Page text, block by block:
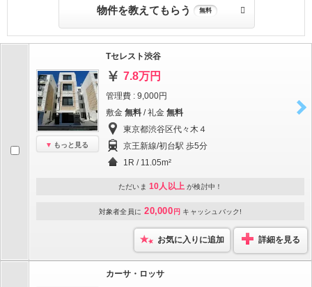
物件を教えてもらう 無料
もっと見る
Tセレスト渋谷
7.8万円
管理費 : 9,000円
敷金 無料 / 礼金 無料
東京都渋谷区代々木４
京王新線/初台駅 歩5分
1R / 11.05m²
ただいま 10人以上 が検討中！
対象者全員に 20,000 円 キャッシュバック!
お気に入りに追加 詳細を見る
カーサ・ロッサ